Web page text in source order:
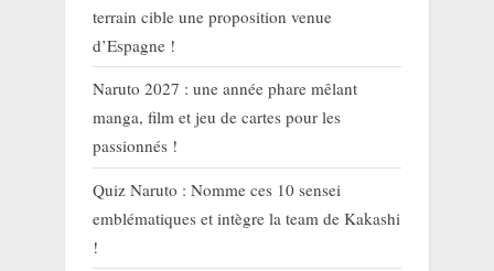
terrain cible une proposition venue
d’Espagne !
Naruto 2027 : une année phare mêlant
manga, film et jeu de cartes pour les
passionnés !
Quiz Naruto : Nomme ces 10 sensei
emblématiques et intègre la team de Kakashi
!